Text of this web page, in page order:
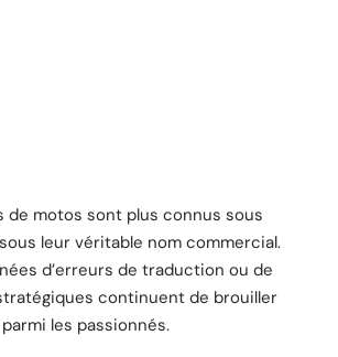
de motos sont plus connus sous
leur véritable nom commercial.
d’erreurs de traduction ou de
continuent de brouiller
les passionnés.